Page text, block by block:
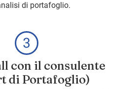
di portafoglio.
con il consulente
di Portafoglio)